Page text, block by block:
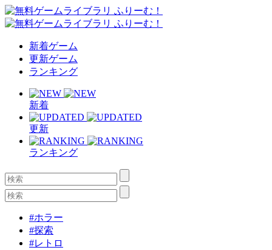
新着ゲーム
更新ゲーム
ランキング
新着
更新
ランキング
#ホラー
#探索
#レトロ